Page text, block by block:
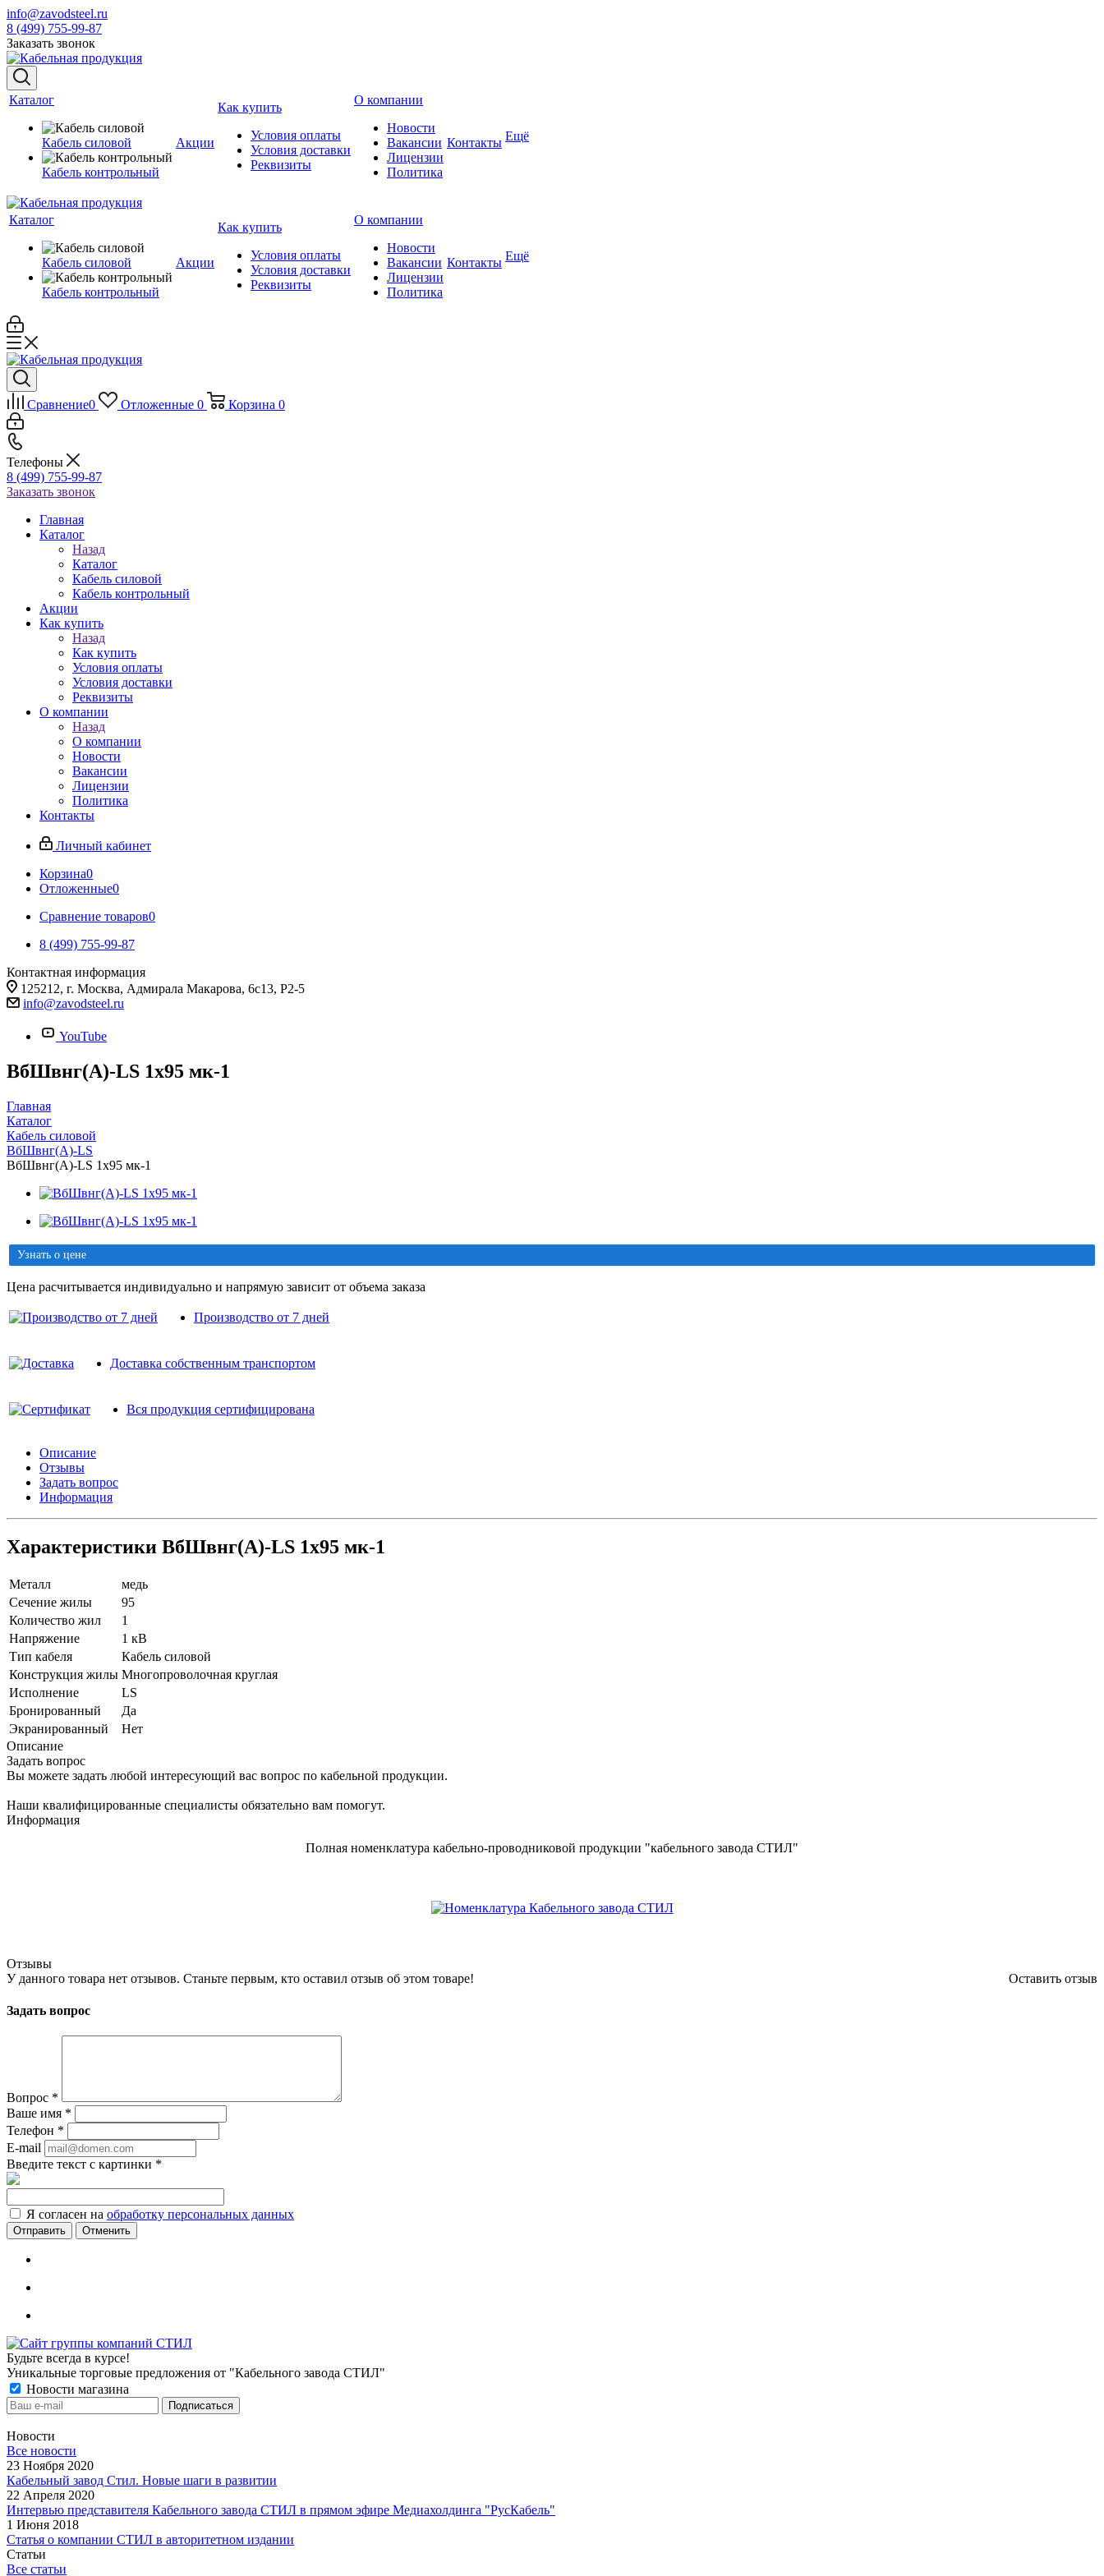
info@zavodsteel.ru
8 (499) 755-99-87
Заказать звонок
Каталог
Кабель силовой
Кабель контрольный
Акции
Как купить
Условия оплаты
Условия доставки
Реквизиты
О компании
Новости
Вакансии
Лицензии
Политика
Контакты Ещё
Каталог
Кабель силовой
Кабель контрольный
Акции
Как купить
Условия оплаты
Условия доставки
Реквизиты
О компании
Новости
Вакансии
Лицензии
Политика
Контакты Ещё
Сравнение0 Отложенные 0 Корзина 0
Телефоны
8 (499) 755-99-87
Заказать звонок
Главная
Каталог
Назад
Каталог
Кабель силовой
Кабель контрольный
Акции
Как купить
Назад
Как купить
Условия оплаты
Условия доставки
Реквизиты
О компании
Назад
О компании
Новости
Вакансии
Лицензии
Политика
Контакты
Личный кабинет
Корзина0
Отложенные0
Сравнение товаров0
8 (499) 755-99-87
Контактная информация
125212, г. Москва, Адмирала Макарова, 6с13, Р2-5
info@zavodsteel.ru
YouTube
ВбШвнг(A)-LS 1х95 мк-1
Главная
Каталог
Кабель силовой
ВбШвнг(A)-LS
ВбШвнг(A)-LS 1х95 мк-1
Узнать о цене
Цена расчитывается индивидуально и напрямую зависит от объема заказа
Производство от 7 дней
Доставка собственным транспортом
Вся продукция сертифицирована
Описание
Отзывы
Задать вопрос
Информация
Характеристики ВбШвнг(A)-LS 1х95 мк-1
Металл
медь
Сечение жилы
95
Количество жил
1
Напряжение
1 кВ
Тип кабеля
Кабель силовой
Конструкция жилы Многопроволочная круглая
Исполнение
LS
Бронированный
Да
Экранированный
Нет
Описание
Задать вопрос
Вы можете задать любой интересующий вас вопрос по кабельной продукции.
Наши квалифицированные специалисты обязательно вам помогут.
Информация
Полная номенклатура кабельно-проводниковой продукции "кабельного завода СТИЛ"
Отзывы
Оставить отзыв
У данного товара нет отзывов. Станьте первым, кто оставил отзыв об этом товаре!
Задать вопрос
Вопрос *
Ваше имя *
Телефон *
E-mail
Введите текст с картинки *
Я согласен на обработку персональных данных
Отменить
Будьте всегда в курсе!
Уникальные торговые предложения от "Кабельного завода СТИЛ"
Новости магазина
Новости
Все новости
23 Ноября 2020
Кабельный завод Стил. Новые шаги в развитии
22 Апреля 2020
Интервью представителя Кабельного завода СТИЛ в прямом эфире Медиахолдинга "РусКабель"
1 Июня 2018
Статья о компании СТИЛ в авторитетном издании
Статьи
Все статьи